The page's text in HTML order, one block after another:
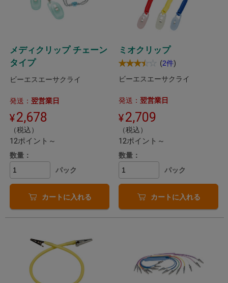
メディクリップ チェーン
タイプ
ビーエスエーサクライ
発送： 翌営業日
2,678
（税込）
12ポイント～
数量：
パック
カートに入れる
ミオクリップ
(2件)
ビーエスエーサクライ
発送： 翌営業日
2,709
（税込）
12ポイント～
数量：
パック
カートに入れる